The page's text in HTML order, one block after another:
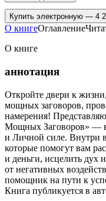
Купить электронную — 4
О книгеОглавление
О книге
аннотация
Откройте двери к
мощных заговоров,
намерения!
Мощных Заговоров» —
и Личной силе. Внутри
которые помогут вам
и деньги, исцелить дух
от негативных
помощник на пути к
Книга публикуется в